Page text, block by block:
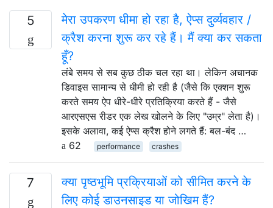
5
मेरा उपकरण धीमा हो रहा है, ऐप्स दुर्व्यवहार /
क्रैश करना शुरू कर रहे हैं। मैं क्या कर सकता
हूँ?
लंबे समय से सब कुछ ठीक चल रहा था। लेकिन अचानक
डिवाइस सामान्य से धीमी हो रही है (जैसे कि एक्शन शुरू
करते समय ऐप धीरे-धीरे प्रतिक्रिया करते हैं - जैसे
आरएसएस रीडर एक लेख खोलने के लिए "उम्र" लेता है)।
इसके अलावा, कई ऐप्स क्रैश होने लगते हैं: बल-बंद …
62
performance crashes
7
क्या पृष्ठभूमि प्रक्रियाओं को सीमित करने के
लिए कोई डाउनसाइड या जोखिम हैं?